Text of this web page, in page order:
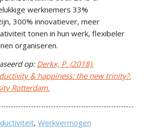
werknemers 33%
300% innovatiever, meer
tonen in hun werk, flexibeler
organiseren.
op: Derkx, P. (2018).
& happiness: the new trinity?.
Rotterdam.
, Werkvermogen